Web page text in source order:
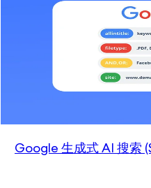
Google 生成式 AI 搜索